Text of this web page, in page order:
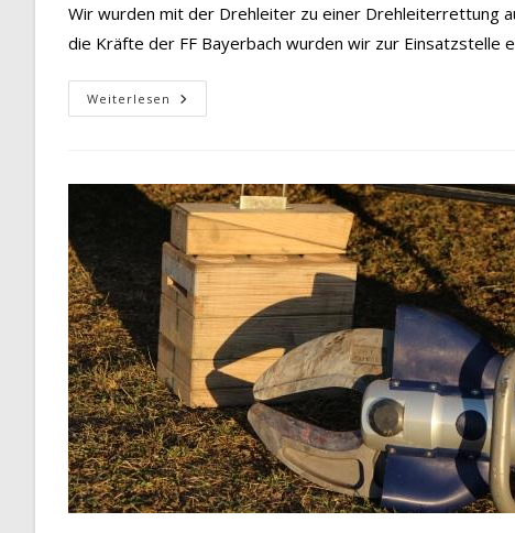
Wir wurden mit der Drehleiter zu einer Drehleiterrettung
die Kräfte der FF Bayerbach wurden wir zur Einsatzstelle
Weiterlesen THL
–